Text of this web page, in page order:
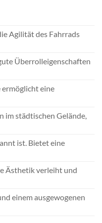
Agilität des Fahrrads
Überrolleigenschaften
ermöglicht eine
im städtischen Gelände,
ist. Bietet eine
Ästhetik verleiht und
einem ausgewogenen